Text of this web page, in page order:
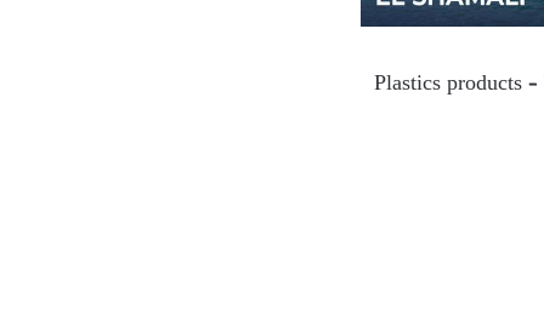
Plastics products